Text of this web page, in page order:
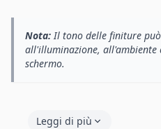
Nota:Il tono delle finiture
all'illuminazione,
schermo.
Leggi di più